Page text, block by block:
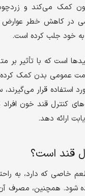
می‌کند و زردچوبه
در کاهش خطر عوارض
به خود جلب کرده است.
است که با تأثیر
عمومی بدن کمک
استفاده قرار
کنترل قند خون
ارائه دهد.
قند است؟
که دارد، به راحتی
شود. همچنین، مصرف